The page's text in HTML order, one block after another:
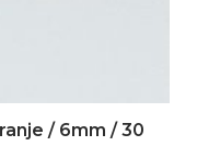
/ 6mm / 30